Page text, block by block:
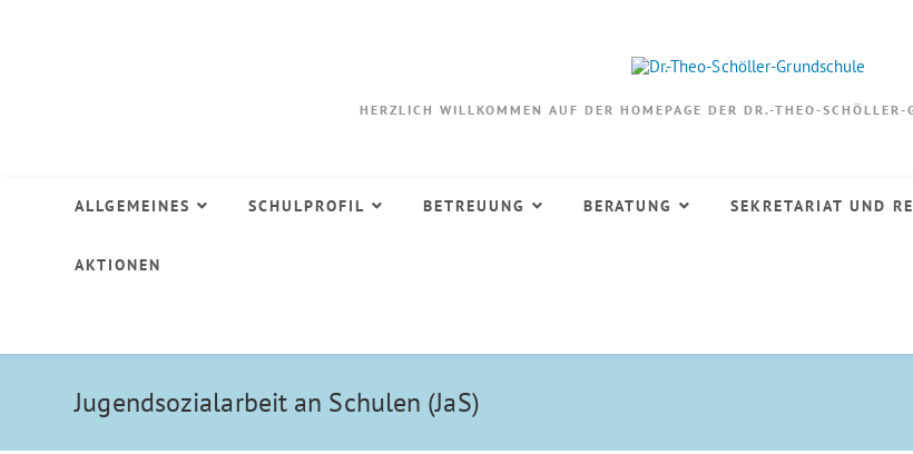
HERZLICH WILLKOMMEN AUF DER HOMEPAGE DER DR.-THEO-SCHÖLLER-
ALLGEMEINES SCHULPROFIL BETREUUNG BERATUNG SEKRETARIAT UND
AKTIONEN
Jugendsozialarbeit an Schulen (JaS)